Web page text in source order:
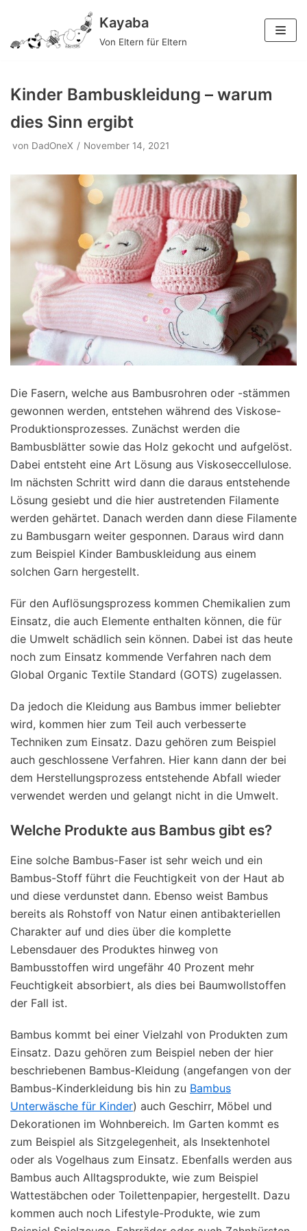
Inhalt
springen
Kayaba
Von Eltern für Eltern
Kinder Bambuskleidung – warum
dies Sinn ergibt
von DadOneX November 14, 2021
Die Fasern, welche aus Bambusrohren oder -stämmen
gewonnen werden, entstehen während des Viskose-
Produktionsprozesses. Zunächst werden die
Bambusblätter sowie das Holz gekocht und aufgelöst.
Dabei entsteht eine Art Lösung aus Viskoseccellulose.
Im nächsten Schritt wird dann die daraus entstehende
Lösung gesiebt und die hier austretenden Filamente
werden gehärtet. Danach werden dann diese Filamente
zu Bambusgarn weiter gesponnen. Daraus wird dann
zum Beispiel Kinder Bambuskleidung aus einem
solchen Garn hergestellt.
Für den Auflösungsprozess kommen Chemikalien zum
Einsatz, die auch Elemente enthalten können, die für
die Umwelt schädlich sein können. Dabei ist das heute
noch zum Einsatz kommende Verfahren nach dem
Global Organic Textile Standard (GOTS) zugelassen.
Da jedoch die Kleidung aus Bambus immer beliebter
wird, kommen hier zum Teil auch verbesserte
Techniken zum Einsatz. Dazu gehören zum Beispiel
auch geschlossene Verfahren. Hier kann dann der bei
dem Herstellungsprozess entstehende Abfall wieder
verwendet werden und gelangt nicht in die Umwelt.
Welche Produkte aus Bambus gibt es?
Eine solche Bambus-Faser ist sehr weich und ein
Bambus-Stoff führt die Feuchtigkeit von der Haut ab
und diese verdunstet dann. Ebenso weist Bambus
bereits als Rohstoff von Natur einen antibakteriellen
Charakter auf und dies über die komplette
Lebensdauer des Produktes hinweg von
Bambusstoffen wird ungefähr 40 Prozent mehr
Feuchtigkeit absorbiert, als dies bei Baumwollstoffen
der Fall ist.
Bambus kommt bei einer Vielzahl von Produkten zum
Einsatz. Dazu gehören zum Beispiel neben der hier
beschriebenen Bambus-Kleidung (angefangen von der
Bambus-Kinderkleidung bis hin zu Bambus
Unterwäsche für Kinder) auch Geschirr, Möbel und
Dekorationen im Wohnbereich. Im Garten kommt es
zum Beispiel als Sitzgelegenheit, als Insektenhotel
oder als Vogelhaus zum Einsatz. Ebenfalls werden aus
Bambus auch Alltagsprodukte, wie zum Beispiel
Wattestäbchen oder Toilettenpapier, hergestellt. Dazu
kommen auch noch Lifestyle-Produkte, wie zum